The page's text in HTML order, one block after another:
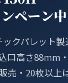
ペーン
クパレット
口高さ88mm
売・20枚以上